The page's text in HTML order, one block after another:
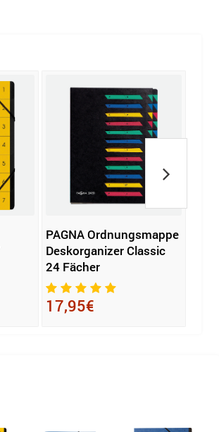
PAGNA Ordnungsmappe
Deskorganizer Classic
24 Fächer
17,95€